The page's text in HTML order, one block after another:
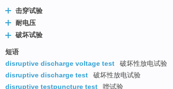
击穿试验
耐电压
破坏试验
短语
disruptive discharge voltage test
破坏性放电试验
disruptive discharge test
破坏性放电试验
disruptive testpuncture test
哗试验